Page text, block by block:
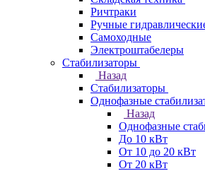
Ричтраки
Ручные
Самоходные
Электроштабелеры
Стабилизаторы
Назад
Стабилизаторы
Однофазные
Назад
Однофазные
До 10 кВт
От 10 до 20 кВт
От 20 кВт